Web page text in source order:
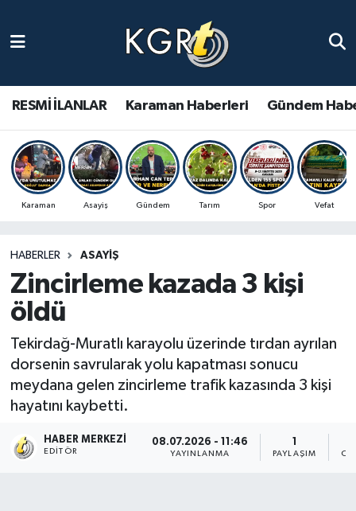
RESMİ İLANLAR Karaman Haberleri Gündem
Karaman Asayiş Gündem Tarım Spor Vefat
HABERLER ASAYIŞ
Zincirleme kazada 3 kişi
öldü
Tekirdağ-Muratlı karayolu üzerinde tırdan ayrılan
dorsenin savrularak yolu kapatması sonucu
meydana gelen zincirleme trafik kazasında 3 kişi
hayatını kaybetti.
HABER MERKEZI
EDITÖR
08.07.2026 - 11:46
YAYINLANMA
1
PAYLAŞIM
Gündem Haberleri
Güncel Haberler
Spor Haberleri
Ulusal Haberler
Vefat Edenler